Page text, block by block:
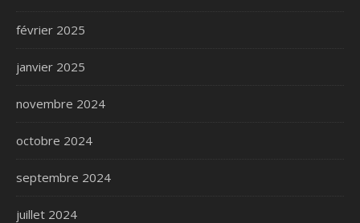
février 2025
janvier 2025
novembre 2024
octobre 2024
septembre 2024
juillet 2024